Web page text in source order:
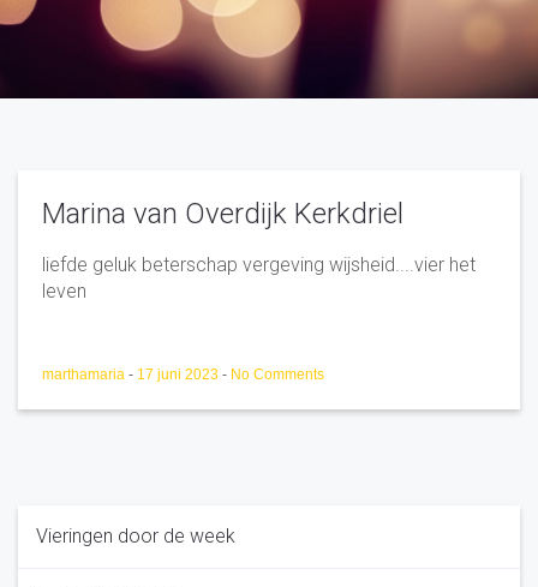
Marina van Overdijk Kerkdriel
liefde geluk beterschap vergeving wijsheid....vier het
leven
marthamaria - 17 juni 2023 - No Comments
Vieringen door de week